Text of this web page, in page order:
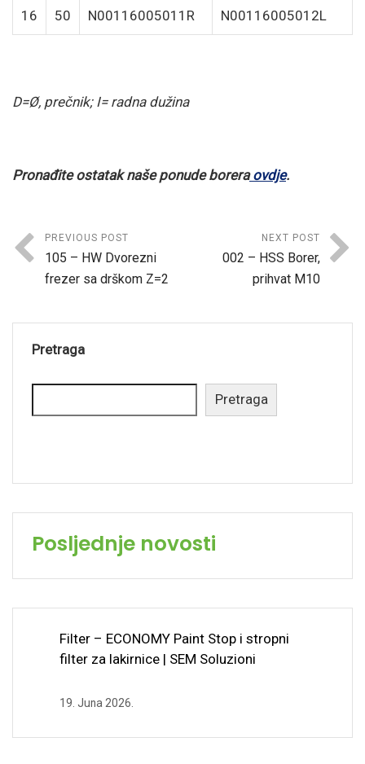
16 50 N00116005011R N00116005012L
D=Ø, prečnik; I= radna dužina
Pronađite ostatak naše ponude boreraovdje.
PREVIOUS POST
105 – HW Dvorezni
frezer sa drškom Z=2
NEXT POST
002 – HSS Borer,
prihvat M10
Pretraga
Pretraga
Posljednje novosti
Filter – ECONOMY Paint Stop i stropni
filter za lakirnice | SEM Soluzioni
19. Juna 2026.